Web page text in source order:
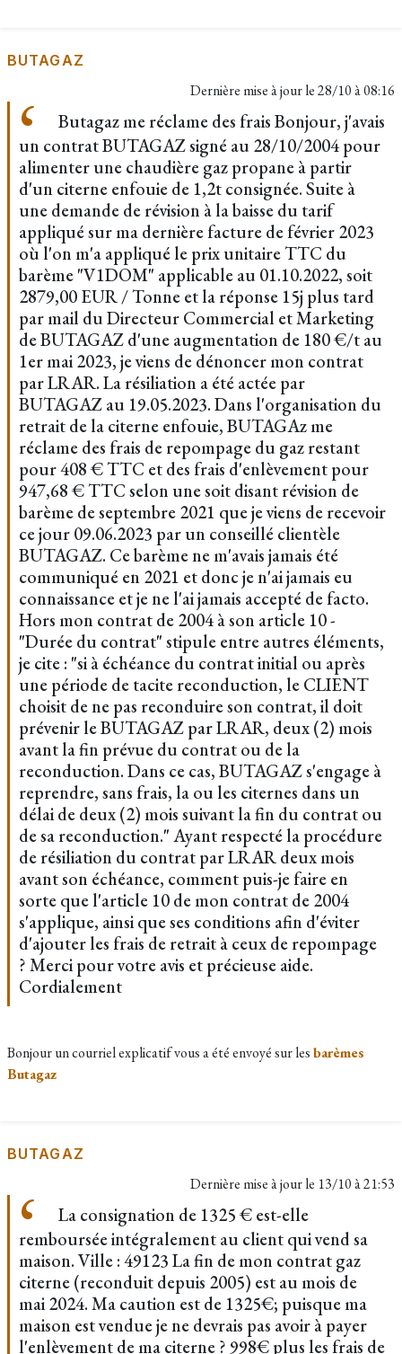
BUTAGAZ
Dernière mise à jour le28/10 à 08:16
Butagaz me réclame des frais Bonjour, j'avais
un contrat BUTAGAZ signé au 28/10/2004 pour
alimenter une chaudière gaz propane à partir
d'un citerne enfouie de 1,2t consignée. Suite à
une demande de révision à la baisse du tarif
appliqué sur ma dernière facture de février 2023
où l'on m'a appliqué le prix unitaire TTC du
barème "V1DOM" applicable au 01.10.2022, soit
2879,00 EUR / Tonne et la réponse 15j plus tard
par mail du Directeur Commercial et Marketing
de BUTAGAZ d'une augmentation de 180 €/t au
1er mai 2023, je viens de dénoncer mon contrat
par LRAR. La résiliation a été actée par
BUTAGAZ au 19.05.2023. Dans l'organisation du
retrait de la citerne enfouie, BUTAGAz me
réclame des frais de repompage du gaz restant
pour 408 € TTC et des frais d'enlèvement pour
947,68 € TTC selon une soit disant révision de
barème de septembre 2021 que je viens de recevoir
ce jour 09.06.2023 par un conseillé clientèle
BUTAGAZ. Ce barème ne m'avais jamais été
communiqué en 2021 et donc je n'ai jamais eu
connaissance et je ne l'ai jamais accepté de facto.
Hors mon contrat de 2004 à son article 10 -
"Durée du contrat" stipule entre autres éléments,
je cite : "si à échéance du contrat initial ou après
une période de tacite reconduction, le CLIENT
choisit de ne pas reconduire son contrat, il doit
prévenir le BUTAGAZ par LRAR, deux (2) mois
avant la fin prévue du contrat ou de la
reconduction. Dans ce cas, BUTAGAZ s'engage à
reprendre, sans frais, la ou les citernes dans un
délai de deux (2) mois suivant la fin du contrat ou
de sa reconduction." Ayant respecté la procédure
de résiliation du contrat par LRAR deux mois
avant son échéance, comment puis-je faire en
sorte que l'article 10 de mon contrat de 2004
s'applique, ainsi que ses conditions afin d'éviter
d'ajouter les frais de retrait à ceux de repompage
? Merci pour votre avis et précieuse aide.
Cordialement
Bonjour un courriel explicatif vous a été envoyé sur lesbarèmes
Butagaz
BUTAGAZ
Dernière mise à jour le 13/10 à 21:53
La consignation de 1325 € est-elle
remboursée intégralement au client qui vend sa
maison. Ville : 49123 La fin de mon contrat gaz
citerne (reconduit depuis 2005) est au mois de
mai 2024. Ma caution est de 1325€; puisque ma
maison est vendue je ne devrais pas avoir à payer
l'enlèvement de ma citerne ? 998€ plus les frais de